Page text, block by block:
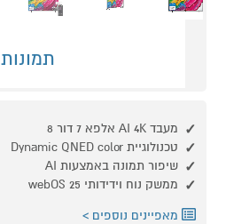
תמונות
מעבד AI 4K אלפא 7 דור 8
טכנולוגיית Dynamic QNED color
שיפור תמונה באמצעות AI
ממשק נוח וידידותי 25 webOS
מאפיינים נוספים